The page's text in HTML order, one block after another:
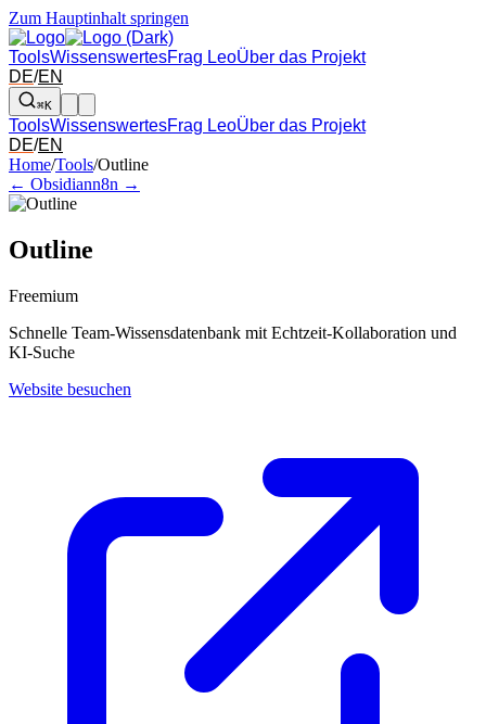
Zum Hauptinhalt springen
ToolsWissenswertesFrag LeoÜber das Projekt
DE/EN
⌘K
ToolsWissenswertesFrag LeoÜber das Projekt
DE/EN
Pfeil links und rechts: zum benachbarten Tool in der Übersicht
Home/Tools/Outline
← Obsidiann8n →
Outline
Freemium
Schnelle Team-Wissensdatenbank mit Echtzeit-Kollaboration und
KI-Suche
Website besuchen